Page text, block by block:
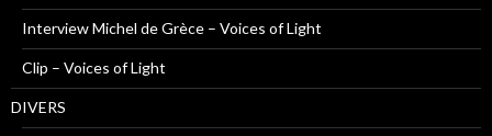
Interview Michel de Grèce – Voices of Light
Clip – Voices of Light
DIVERS